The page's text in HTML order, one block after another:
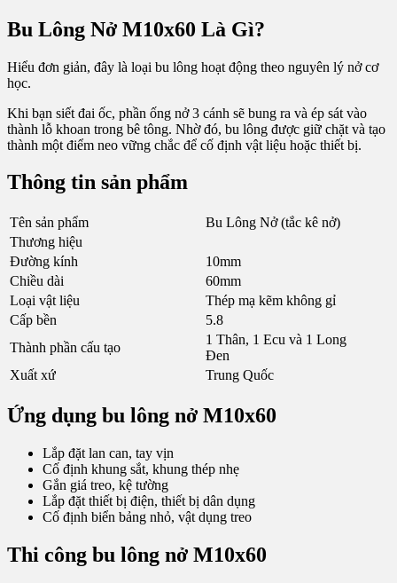
Bu Lông Nở M10x60 Là Gì?
Hiểu đơn giản, đây là loại bu lông hoạt động theo nguyên lý nở cơ
học.
Khi bạn siết đai ốc, phần ống nở 3 cánh sẽ bung ra và ép sát vào
thành lỗ khoan trong bê tông. Nhờ đó, bu lông được giữ chặt và tạo
thành một điểm neo vững chắc để cố định vật liệu hoặc thiết bị.
Thông tin sản phẩm
Tên sản phẩm
Bu Lông Nở (tắc kê nở)
Thương hiệu
Đường kính
10mm
Chiều dài
60mm
Loại vật liệu
Thép mạ kẽm không gỉ
Cấp bền
5.8
Thành phần cấu tạo
1 Thân, 1 Ecu và 1 Long
Đen
Xuất xứ
Trung Quốc
Ứng dụng bu lông nở M10x60
Lắp đặt lan can, tay vịn
Cố định khung sắt, khung thép nhẹ
Gắn giá treo, kệ tường
Lắp đặt thiết bị điện, thiết bị dân dụng
Cố định biển bảng nhỏ, vật dụng treo
Thi công bu lông nở M10x60